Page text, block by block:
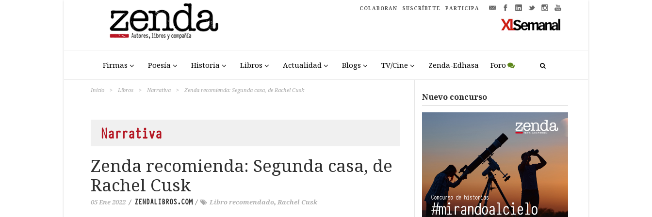
COLABORAN SUSCRÍBETE PARTICIPA
Firmas Poesía Historia Libros Actualidad Blogs TV/Cine Zenda-Edhasa Foro
Inicio > Libros > Narrativa > Zenda recomienda: Segunda casa, de Rachel Cusk
Narrativa
Zenda recomienda: Segunda casa, de
Rachel Cusk
05 Ene 2022 / ZENDALIBROS.COM/ Libro recomendado, Rachel Cusk
Nuevo concurso